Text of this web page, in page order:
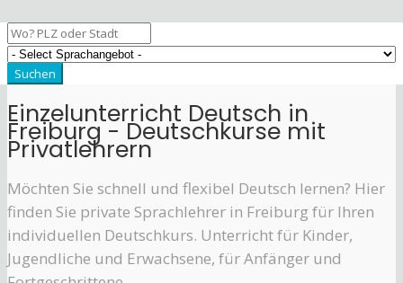
Einzelunterricht Deutsch in
Freiburg - Deutschkurse mit
Privatlehrern
Möchten Sie schnell und flexibel Deutsch lernen? Hier
finden Sie private Sprachlehrer in Freiburg für Ihren
individuellen Deutschkurs. Unterricht für Kinder,
Jugendliche und Erwachsene, für Anfänger und